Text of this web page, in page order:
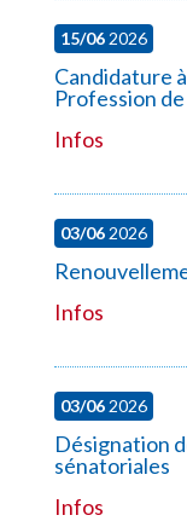
15/062026
Candidature
Profession
Infos
03/062026
Infos
03/062026
Désignation
sénatoriales
Infos